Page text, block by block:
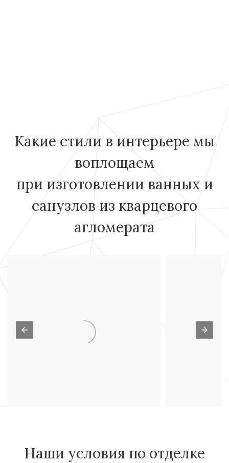
Какие стили в интерьере мы
воплощаем
при изготовлении ванных и
санузлов из кварцевого
агломерата
Наши условия по отделке